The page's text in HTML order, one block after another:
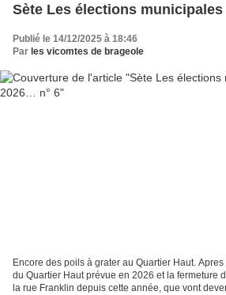
Sète Les élections
Publié le 14/12/2025 à 18:46
Par les vicomtes de brageole
Encore des poils à grater au Quartier Haut.
du Quartier Haut prévue en 2026 et la fermeture
la rue Franklin depuis cette année, que vont